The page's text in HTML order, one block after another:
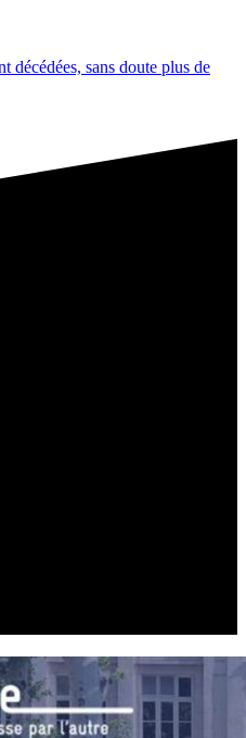
décédées, sans doute plus de